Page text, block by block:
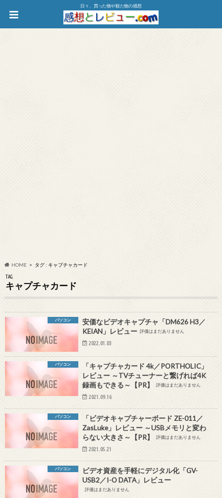
日々、買った物や観た物の感想
HOME タグ : キャプチャカード
TAG
キャプチャカード
パソコン
安価なビデオキャプチャ「DM626 H3／
KEIAN」レビュー 評価はまだありません
2022.01.03
パソコン
「キャプチャカード 4k／PORTHOLIC」
レビュー ～TVチューナーと繋げれば4K
録画もできる～【PR】
評価はまだありません
2021.09.16
パソコン
「ビデオキャプチャーボード ZE-011／
ZasLuke」レビュー ～USBメモリと変わ
らない大きさ～【PR】
評価はまだありません
2021.05.21
パソコン
ビデオ資産を手軽にデジタル化「GV-
USB2／I-O DATA」レビュー
評価はまだありません